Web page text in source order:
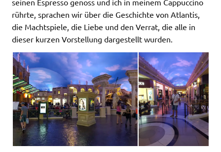
rührte, sprachen wir über die Geschichte von Atlantis,
die Machtspiele, die Liebe und den Verrat, die alle in
dieser kurzen Vorstellung dargestellt wurden.